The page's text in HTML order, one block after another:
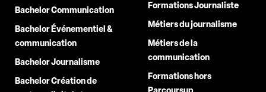
Bachelor Communication
Bachelor Événementiel &
communication
Bachelor Journalisme
Bachelor Création de
Formations Journaliste
Métiers du journalisme
Métiers de la
communication
Formations hors